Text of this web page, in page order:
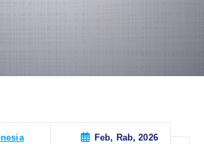
Feb, Rab, 2026